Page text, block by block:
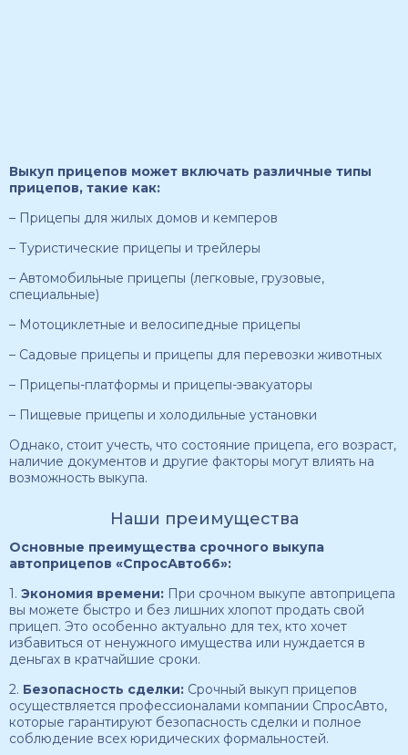
Выкуп прицепов может включать различные типы
прицепов, такие как:
– Прицепы для жилых домов и кемперов
– Туристические прицепы и трейлеры
– Автомобильные прицепы (легковые, грузовые,
специальные)
– Мотоциклетные и велосипедные прицепы
– Садовые прицепы и прицепы для перевозки животных
– Прицепы-платформы и прицепы-эвакуаторы
– Пищевые прицепы и холодильные установки
Однако, стоит учесть, что состояние прицепа, его возраст,
наличие документов и другие факторы могут влиять на
возможность выкупа.
Наши преимущества
Основные преимущества срочного выкупа
автоприцепов «СпросАвто66»:
1. Экономия времени: При срочном выкупе автоприцепа
вы можете быстро и без лишних хлопот продать свой
прицеп. Это особенно актуально для тех, кто хочет
избавиться от ненужного имущества или нуждается в
деньгах в кратчайшие сроки.
2. Безопасность сделки: Срочный выкуп прицепов
осуществляется профессионалами компании СпросАвто,
которые гарантируют безопасность сделки и полное
соблюдение всех юридических формальностей.